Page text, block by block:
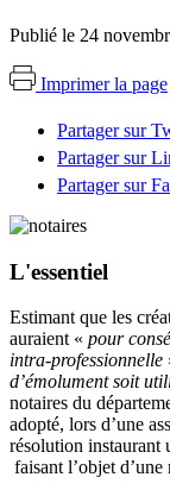
Publié le 24
Imprimer la page
Partager sur
Partager sur
Partager sur
L'essentiel
Estimant que les
auraient « pour
intra-professionnelle
d’émolument soit
notaires du
adopté, lors d’une
résolution instaurant
faisant l’objet d’une